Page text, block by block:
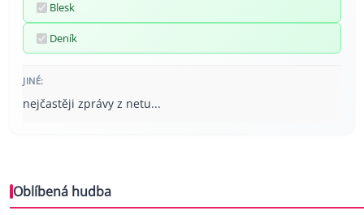
Blesk
Deník
JINÉ:
nejčastěji zprávy z netu...
Oblíbená hudba